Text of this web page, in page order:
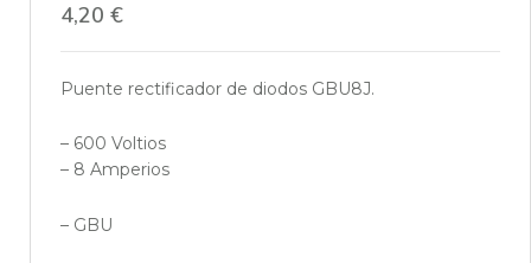
4,20 €
Puente rectificador de diodos GBU8J.
– 600 Voltios
– 8 Amperios
– GBU